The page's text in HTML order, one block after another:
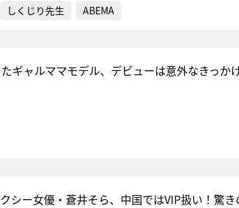
しくじり先生 ABEMA
ギャルママモデル、デビューは意外なきっか
シー女優・蒼井そら、中国ではVIP扱い！驚